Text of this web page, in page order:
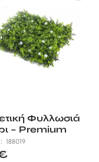
Φυλλωσιά
– Premium
188019